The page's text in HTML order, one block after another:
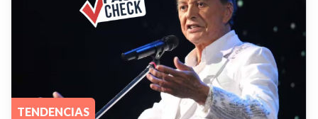
TENDENCIAS